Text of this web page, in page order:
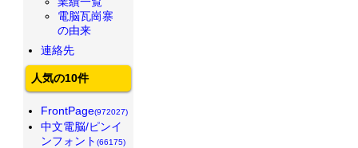
電脳瓦崗寨
の由来
連絡先
人気の10件
FrontPage(972027)
中文電脳/ピンイ
ンフォント (66175)